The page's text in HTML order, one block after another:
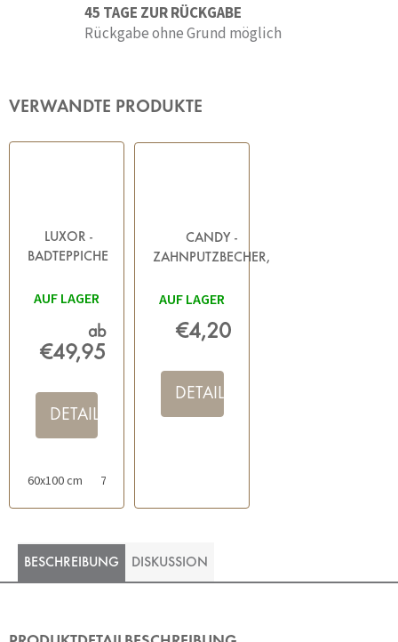
45 TAGE ZUR RÜCKGABE
Rückgabe ohne Grund möglich
VERWANDTE PRODUKTE
LUXOR -
BADTEPPICHE
AUF LAGER
ab
€49,95
DETAIL
60x100 cm 70x120 cm
CANDY -
ZAHNPUTZBECHER,
AUF LAGER
€4,20
DETAIL
BESCHREIBUNG DISKUSSION